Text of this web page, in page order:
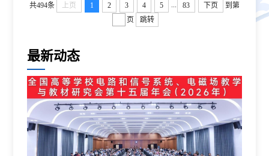
共494条 上页 1 2 3 4 5 ... 83 下页
到第
页
跳转
最新动态